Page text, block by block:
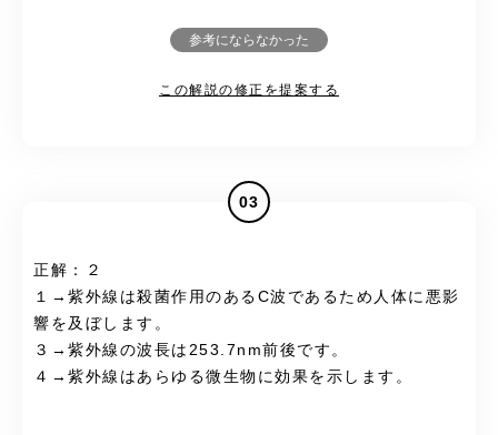
参考にならなかった
この解説の修正を提案する
03
正解：２
１→紫外線は殺菌作用のあるC波であるため人体に悪影
響を及ぼします。
３→紫外線の波長は253.7nm前後です。
４→紫外線はあらゆる微生物に効果を示します。